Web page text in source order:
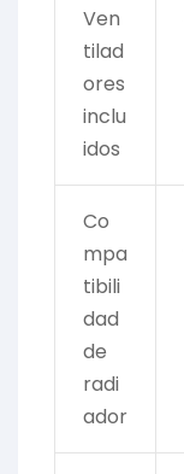
Ven
tilad
ores
inclu
idos
Co
mpa
tibili
dad
de
radi
ador